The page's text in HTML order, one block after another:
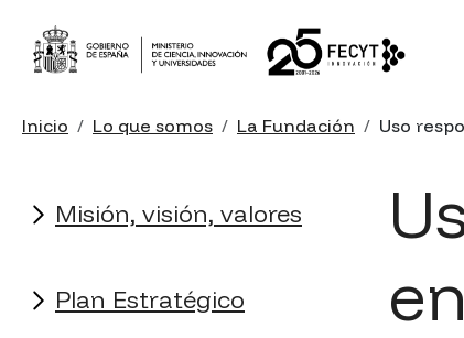
Sobrescribir enlaces de
Inicio Lo que somos La Fundación Uso
Misión, visión, valores
Plan Estratégico